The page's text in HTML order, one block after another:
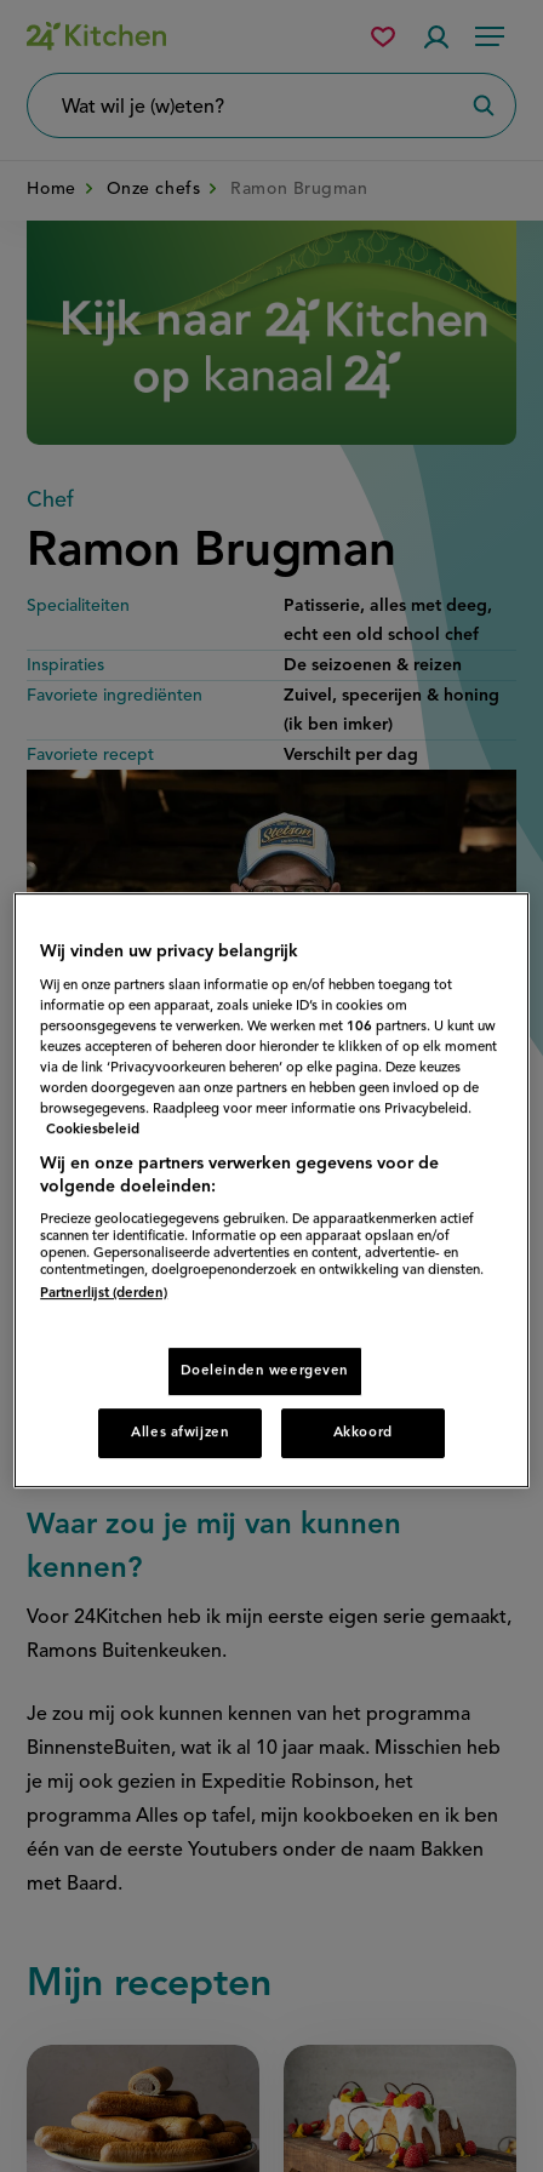
Overslaan
en
naar
Menu
wil
Mijn
bewaarde
Home Onze chefs Ramon Brugman
Ramon Brugman
Chef
Specialiteiten
Patisserie, alles met deeg,
echt een old school chef
Inspiraties
De seizoenen & reizen
Favoriete ingrediënten
Zuivel, specerijen & honing
(ik ben imker)
Favoriete recept
Verschilt per dag
Waarom ben je gaan koken?
eten. Het is daarna nooit gestopt. Zelfs nu nog na een
dag werken (koken), kom ik thuis om met plezier weer
de keuken in te gaan.
Waar zou je mij van kunnen
kennen?
Voor 24Kitchen heb ik mijn eerste eigen serie gemaakt,
Ramons Buitenkeuken.
Je zou mij ook kunnen kennen van het programma
BinnensteBuiten, wat ik al 10 jaar maak. Misschien heb
je mij ook gezien in Expeditie Robinson, het
programma Alles op tafel, mijn kookboeken en ik ben
één van de eerste Youtubers onder de naam Bakken
met Baard.
Mijn recepten
Wij vinden uw privacy belangrijk
Wij en onze partners slaan informatie op en/of hebben toegang tot
informatie op een apparaat, zoals unieke ID’s in cookies om
persoonsgegevens te verwerken. We werken met 106 partners. U kunt uw
keuzes accepteren of beheren door hieronder te klikken of op elk moment
via de link ‘Privacyvoorkeuren beheren’ op elke pagina. Deze keuzes
worden doorgegeven aan onze partners en hebben geen invloed op de
browsegegevens. Raadpleeg voor meer informatie ons Privacybeleid.
Cookiesbeleid
Wij en onze partners verwerken gegevens voor de
volgende doeleinden:
Precieze geolocatiegegevens gebruiken. De apparaatkenmerken actief
scannen ter identificatie. Informatie op een apparaat opslaan en/of
openen. Gepersonaliseerde advertenties en content, advertentie- en
contentmetingen, doelgroepenonderzoek en ontwikkeling van diensten.
Partnerlijst (derden)
Doeleinden weergeven
Alles afwijzen Akkoord